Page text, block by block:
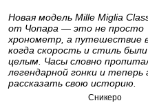
Новая модель Mille Miglia
от Чопара — это не просто
хронометр, а путешествие в
когда скорость и стиль
целым. Часы словно
легендарной гонки и теперь
рассказать свою историю.
Сникеро